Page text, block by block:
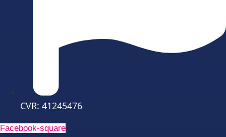
CVR: 41245476
Facebook-square